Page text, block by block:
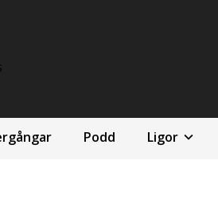
Podd Ligor